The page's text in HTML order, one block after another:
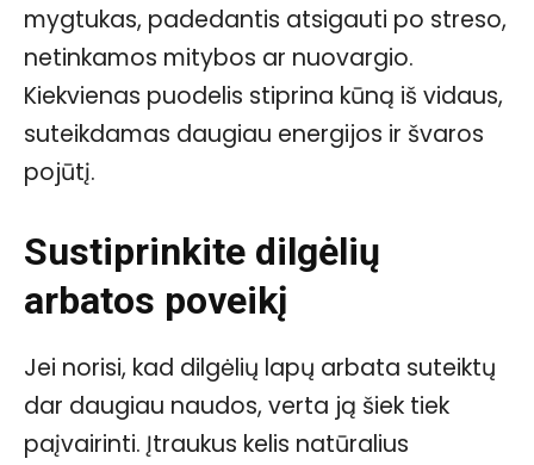
mygtukas, padedantis atsigauti po streso,
netinkamos mitybos ar nuovargio.
Kiekvienas puodelis stiprina kūną iš vidaus,
suteikdamas daugiau energijos ir švaros
pojūtį.
Sustiprinkite dilgėlių
arbatos poveikį
Jei norisi, kad dilgėlių lapų arbata suteiktų
dar daugiau naudos, verta ją šiek tiek
paįvairinti. Įtraukus kelis natūralius